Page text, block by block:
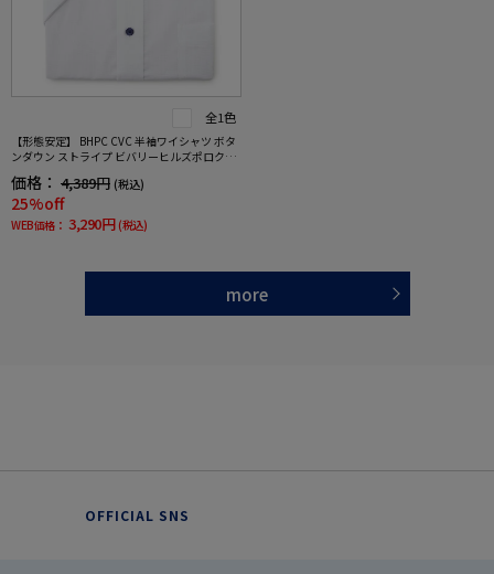
全1色
【形態安定】 BHPC CVC 半袖ワイシャツ ボタ
ンダウン ストライプ ビバリーヒルズポロクラ
価格： 4,389円 (税込)
25%off
WEB価格： 3,290円 (税込)
more
OFFICIAL SNS